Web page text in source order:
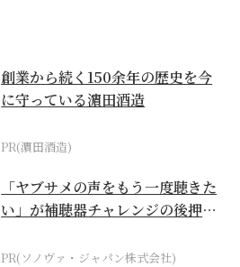
創業から続く150余年の歴史を今
に守っている濵田酒造
PR(濵田酒造)
「ヤブサメの声をもう一度聴きた
い」が補聴器チャレンジの後押し
PR(ソノヴァ・ジャパン株式会社)